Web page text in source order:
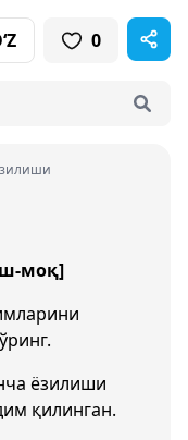
0
моқ]
ёзилиши
қилинган.